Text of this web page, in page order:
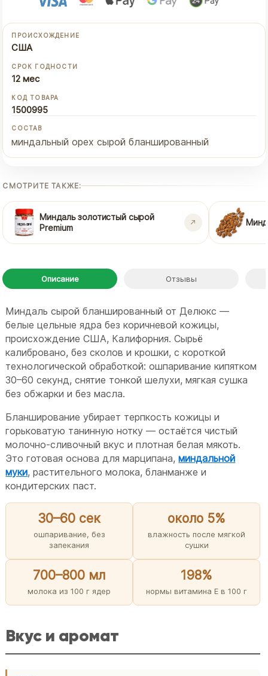
ПРОИСХОЖДЕНИЕ
США
СРОК ГОДНОСТИ
12 мес
КОД ТОВАРА
1500995
СОСТАВ
миндальный орех сырой бланшированный
СМОТРИТЕ ТАКЖЕ:
Миндаль золотистый сырой
Premium
Описание Отзывы
Миндаль сырой бланшированный от Делюкс —
белые цельные ядра без коричневой кожицы,
происхождение США, Калифорния. Сырьё
калибровано, без сколов и крошки, с короткой
технологической обработкой: ошпаривание кипятком
30–60 секунд, снятие тонкой шелухи, мягкая сушка
без обжарки и без масла.
Бланширование убирает терпкость кожицы и
горьковатую танинную нотку — остаётся чистый
молочно-сливочный вкус и плотная белая мякоть.
Это готовая основа для марципана,миндальной
муки, растительного молока, бланманже и
кондитерских паст.
30–60 сек
ошпаривание, без
запекания
около 5%
влажность после мягкой
сушки
700–800 мл
молока из 100 г ядер
198%
нормы витамина E в 100 г
Вкус и аромат